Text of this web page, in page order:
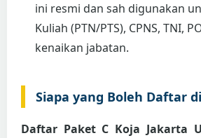
ini resmi dan sah digunakan
Kuliah (PTN/PTS), CPNS, TNI,
kenaikan jabatan.
Siapa yang Boleh Daftar
Daftar Paket C Koja Jakarta